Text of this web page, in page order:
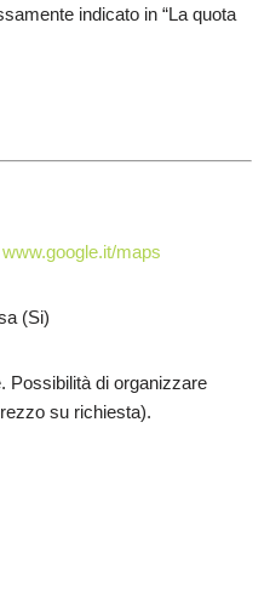
indicato in “La quota
www.google.it/maps
(Si)
Possibilità di organizzare
su richiesta).